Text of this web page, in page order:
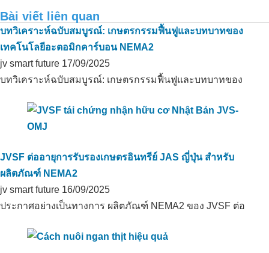
นารี_บัคแคน
อินทรีย์สำหรับพื้นที่เพาะปลูกอินทรีย์
ในThanh Hoa, Long An
Bài viết liên quan
บทวิเคราะห์ฉบับสมบูรณ์: เกษตรกรรมฟื้นฟูและบทบาทของ
เทคโนโลยีอะตอมิกคาร์บอน NEMA2
jv smart future 17/09/2025
บทวิเคราะห์ฉบับสมบูรณ์: เกษตรกรรมฟื้นฟูและบทบาทของ
JVSF ต่ออายุการรับรองเกษตรอินทรีย์ JAS ญี่ปุ่น สำหรับ
ผลิตภัณฑ์ NEMA2
jv smart future 16/09/2025
ประกาศอย่างเป็นทางการ ผลิตภัณฑ์ NEMA2 ของ JVSF ต่อ